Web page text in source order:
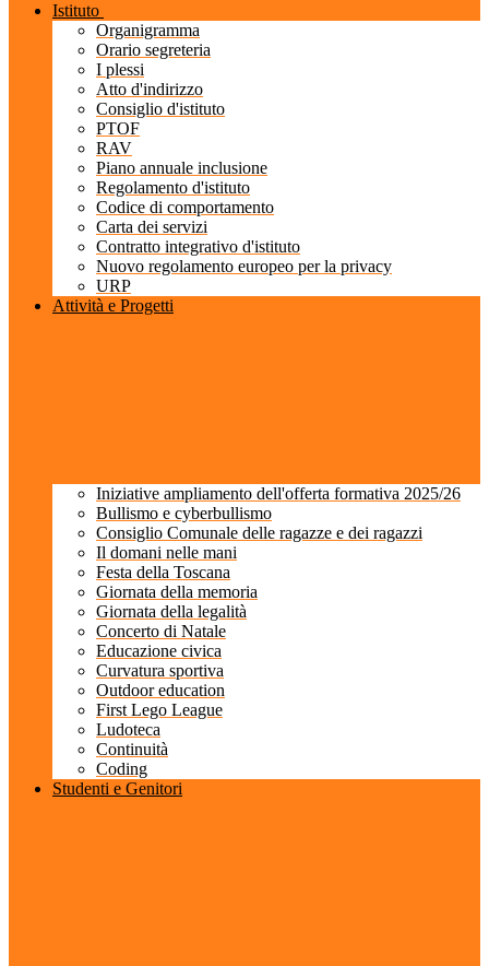
Istituto
Organigramma
Orario segreteria
I plessi
Atto d'indirizzo
Consiglio d'istituto
PTOF
RAV
Piano annuale inclusione
Regolamento d'istituto
Codice di comportamento
Carta dei servizi
Contratto integrativo d'istituto
Nuovo regolamento europeo per la privacy
URP
Attività e Progetti
Iniziative ampliamento dell'offerta formativa 2025/26
Bullismo e cyberbullismo
Consiglio Comunale delle ragazze e dei ragazzi
Il domani nelle mani
Festa della Toscana
Giornata della memoria
Giornata della legalità
Concerto di Natale
Educazione civica
Curvatura sportiva
Outdoor education
First Lego League
Ludoteca
Continuità
Coding
Studenti e Genitori